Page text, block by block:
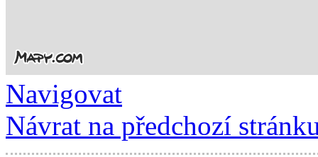
Navigovat
Návrat na předchozí